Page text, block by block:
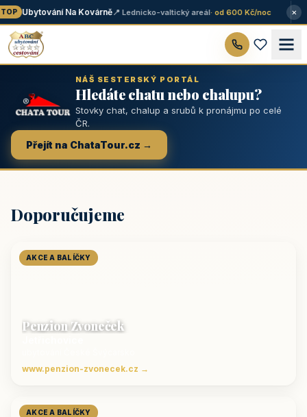
Ubytování Na Kovárně📍 Lednicko-valtický areál· od 600 Kč/noc ×
NÁŠ SESTERSKÝ PORTÁL
Hledáte chatu nebo chalupu?
Stovky chat, chalup a srubů k pronájmu po celé
ČR.
Přejít na ChataTour.cz →
Doporučujeme
AKCE A BALÍČKY
Penzion Zvoneček
www.penzion-zvonecek.cz →
AKCE A BALÍČKY